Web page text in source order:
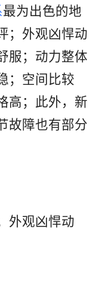
最为出色的地
；外观凶悍动
服；动力整体
；空间比较
高；此外，新
故障也有部分
外观凶悍动